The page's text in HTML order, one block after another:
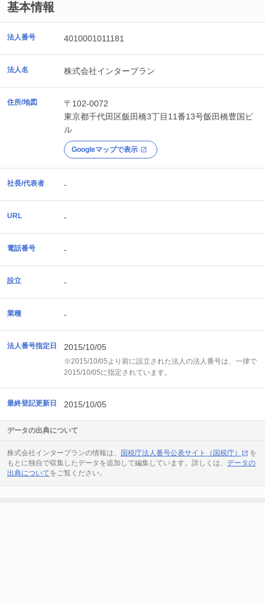
基本情報
法人番号 4010001011181
法人名 株式会社インタープラン
住所/地図
〒102-0072
東京都千代田区飯田橋3丁目11番13号飯田橋豊国ビ
ル
Googleマップで表示
社長/代表者 -
URL -
電話番号 -
設立 -
業種 -
法人番号指定日 2015/10/05
※2015/10/05より前に設立された法人の法人番号は、一律で
2015/10/05に指定されています。
最終登記更新日 2015/10/05
データの出典について
株式会社インタープランの情報は、 国税庁法人番号公表サイト（国税庁）
を
もとに独自で収集したデータを追加して編集しています。詳しくは、 データの
出典についてをご覧ください。